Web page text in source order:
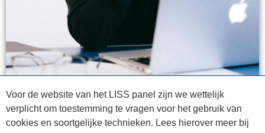
Voor de website van het LISS panel zijn we wettelijk
verplicht om toestemming te vragen voor het gebruik van
cookies en soortgelijke technieken. Lees hierover meer bij